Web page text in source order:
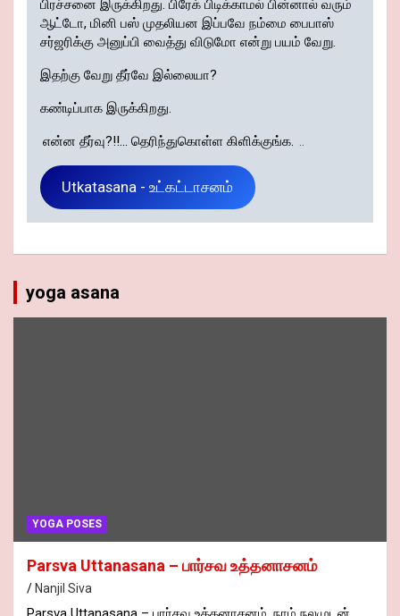
பிரச்சனை இருக்கிறது. பிரேக் பிடிக்காமல் பின்னால் வரும்
ஆட்டோ, மினி பஸ் முதலியன இப்பவே நம்மை பைபாஸ்
சர்ஜரிக்கு அனுப்பி வைத்து விடுமோ என்று பயம் வேறு.
இதற்கு வேறு தீர்வே இல்லையா?
கண்டிப்பாக இருக்கிறது.
என்ன தீர்வு?!!... தெரிந்துகொள்ள கிளிக்குங்க.
Utkatasana - உட்கட்டாசனம்
yoga asana
YOGA POSES
Parsva Uttanasana – பார்சவ உத்தனாசனம்
Nanjil Siva